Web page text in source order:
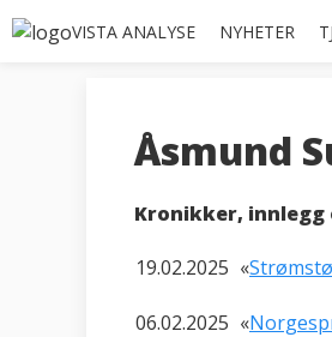
VISTA ANALYSE NYHETER
Åsmund
Kronikker, innlegg
19.02.2025 «
06.02.2025 «